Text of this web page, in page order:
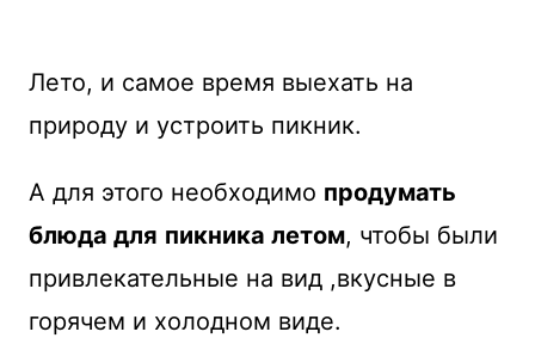
Лето, и самое время выехать на
природу и устроить пикник.
А для этого необходимо продумать
блюда для пикника летом, чтобы были
привлекательные на вид ,вкусные в
горячем и холодном виде.